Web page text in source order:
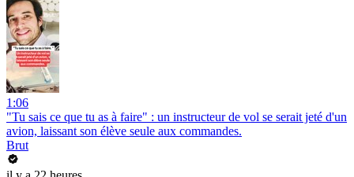
1:06
"Tu sais ce que tu as à faire" : un instructeur de vol se serait jeté d'un
avion, laissant son élève seule aux commandes.
Brut